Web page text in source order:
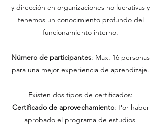
y dirección en organizaciones no lucrativas y
tenemos un conocimiento profundo del
funcionamiento interno.
Número de participantes: Max. 16 personas
para una mejor experiencia de aprendizaje.
Existen dos tipos de certificados:
Certificado de aprovechamiento: Por haber
aprobado el programa de estudios